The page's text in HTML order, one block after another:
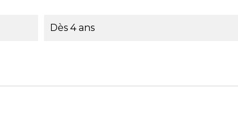
Dès 4 ans